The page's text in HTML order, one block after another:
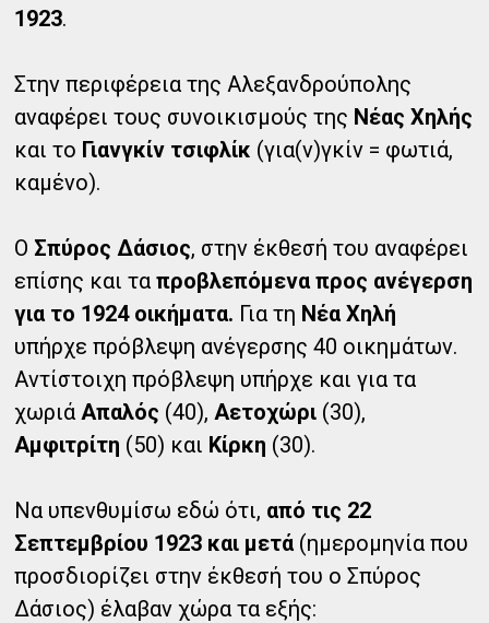
1923.
Στην περιφέρεια της Αλεξανδρούπολης
αναφέρει τους συνοικισμούς της Νέας Χηλής
και το Γιανγκίν τσιφλίκ (για(ν)γκίν = φωτιά,
καμένο).
ΟΣπύρος Δάσιος, στην έκθεσή του αναφέρει
επίσης και ταπροβλεπόμενα προς ανέγερση
για το 1924 οικήματα. Για τη Νέα Χηλή
υπήρχε πρόβλεψη ανέγερσης 40 οικημάτων.
Αντίστοιχη πρόβλεψη υπήρχε και για τα
χωριά Απαλός (40), Αετοχώρι (30),
Αμφιτρίτη (50) και Κίρκη (30).
Να υπενθυμίσω εδώ ότι, από τις 22
Σεπτεμβρίου 1923 και μετά (ημερομηνία που
προσδιορίζει στην έκθεσή του ο Σπύρος
Δάσιος) έλαβαν χώρα τα εξής: